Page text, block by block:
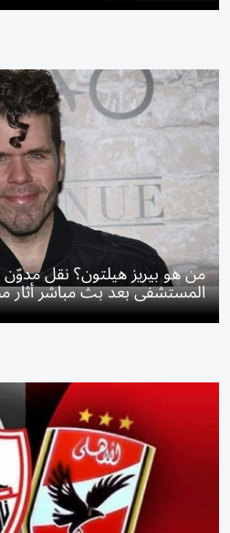
من هو بيريز هيلتون؟ نقل مدوّن
المستشفى بعد بث مباشر أثار